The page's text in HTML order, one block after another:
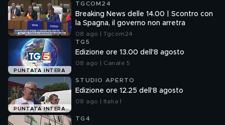
TGCOM24
Breaking News delle 14.00 | Scontro con
la Spagna, il governo non arretra
08 ago | Tgcom24
PUNTATA INTERA
TG5
Edizione ore 13.00 dell'8 agosto
08 ago | Canale 5
PUNTATA INTERA
STUDIO APERTO
Edizione ore 12.25 dell'8 agosto
08 ago | Italia 1
TG4